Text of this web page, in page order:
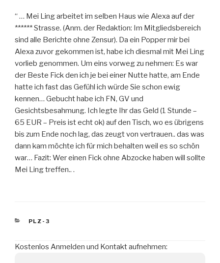
“ … Mei Ling arbeitet im selben Haus wie Alexa auf der
****** Strasse. (Anm. der Redaktion: Im Mitgliedsbereich
sind alle Berichte ohne Zensur). Da ein Popper mir bei
Alexa zuvor gekommen ist, habe ich diesmal mit Mei Ling
vorlieb genommen. Um eins vorweg zu nehmen: Es war
der Beste Fick den ich je bei einer Nutte hatte, am Ende
hatte ich fast das Gefühl ich würde Sie schon ewig
kennen… Gebucht habe ich FN, GV und
Gesichtsbesahmung. Ich legte Ihr das Geld (1 Stunde –
65 EUR – Preis ist echt ok) auf den Tisch, wo es übrigens
bis zum Ende noch lag, das zeugt von vertrauen.. das was
dann kam möchte ich für mich behalten weil es so schön
war… Fazit: Wer einen Fick ohne Abzocke haben will sollte
Mei Ling treffen.. .
KATEGORIEN
PLZ-3
Kostenlos Anmelden und Kontakt aufnehmen: